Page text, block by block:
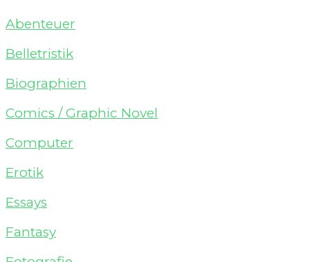
Abenteuer
Belletristik
Biographien
Comics / Graphic Novel
Computer
Erotik
Essays
Fantasy